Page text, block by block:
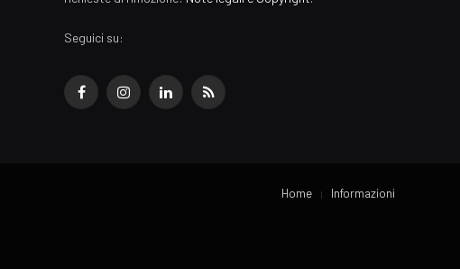
Seguici su:
FacebookInstagramLinkedInRSS
Home Informazioni